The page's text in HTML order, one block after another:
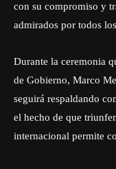
con su compromiso y
admirados por todos
Durante la ceremonia
de Gobierno, Marco
seguirá respaldando
el hecho de que
internacional permite